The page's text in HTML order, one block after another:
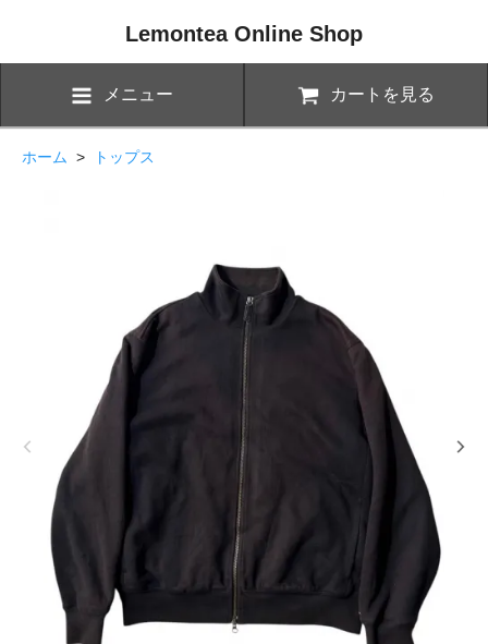
Lemontea Online Shop
メニュー カートを見る
ホーム > トップス